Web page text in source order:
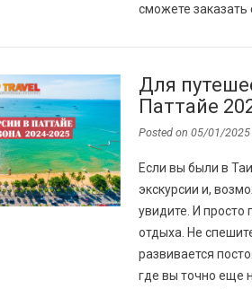
сможете
Для
Паттайе
Posted on 05/01/2025
Если вы были в
экскурсии и,
увидите. И
отдыха. Не
развивается
где вы точно еще